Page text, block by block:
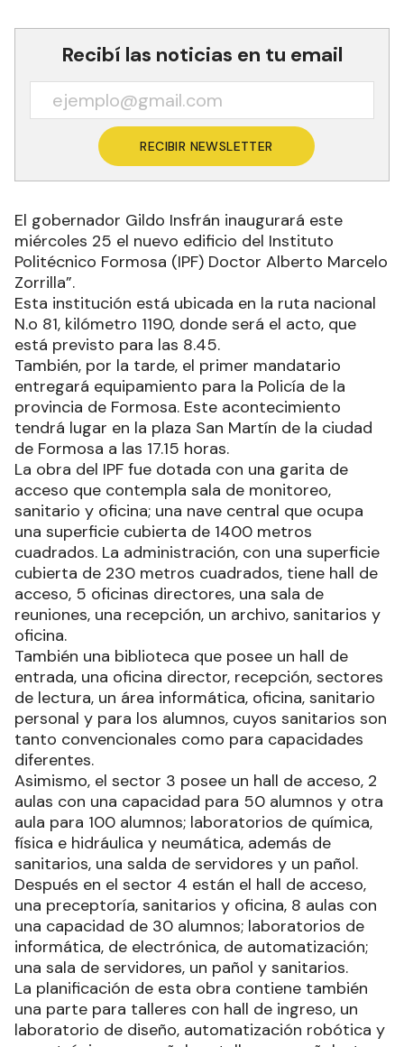
Recibí las noticias en tu email
RECIBIR NEWSLETTER
El gobernador Gildo Insfrán inaugurará este
miércoles 25 el nuevo edificio del Instituto
Politécnico Formosa (IPF) Doctor Alberto Marcelo
Zorrilla”.
Esta institución está ubicada en la ruta nacional
N.o 81, kilómetro 1190, donde será el acto, que
está previsto para las 8.45.
También, por la tarde, el primer mandatario
entregará equipamiento para la Policía de la
provincia de Formosa. Este acontecimiento
tendrá lugar en la plaza San Martín de la ciudad
de Formosa a las 17.15 horas.
La obra del IPF fue dotada con una garita de
acceso que contempla sala de monitoreo,
sanitario y oficina; una nave central que ocupa
una superficie cubierta de 1400 metros
cuadrados. La administración, con una superficie
cubierta de 230 metros cuadrados, tiene hall de
acceso, 5 oficinas directores, una sala de
reuniones, una recepción, un archivo, sanitarios y
oficina.
También una biblioteca que posee un hall de
entrada, una oficina director, recepción, sectores
de lectura, un área informática, oficina, sanitario
personal y para los alumnos, cuyos sanitarios son
tanto convencionales como para capacidades
diferentes.
Asimismo, el sector 3 posee un hall de acceso, 2
aulas con una capacidad para 50 alumnos y otra
aula para 100 alumnos; laboratorios de química,
física e hidráulica y neumática, además de
sanitarios, una salda de servidores y un pañol.
Después en el sector 4 están el hall de acceso,
una preceptoría, sanitarios y oficina, 8 aulas con
una capacidad de 30 alumnos; laboratorios de
informática, de electrónica, de automatización;
una sala de servidores, un pañol y sanitarios.
La planificación de esta obra contiene también
una parte para talleres con hall de ingreso, un
laboratorio de diseño, automatización robótica y